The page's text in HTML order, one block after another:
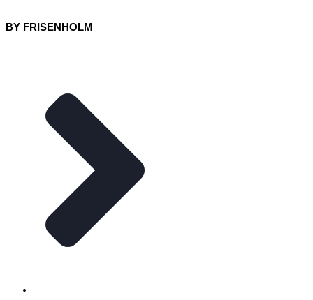
BY FRISENHOLM